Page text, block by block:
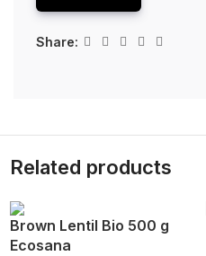
Share:
Related products
Brown Lentil Bio 500 g
Ecosana